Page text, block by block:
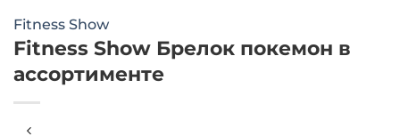
Fitness Show
Fitness Show Брелок покемон в
ассортименте